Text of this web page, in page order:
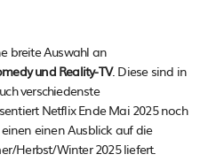
breite Auswahl an
und Reality-TV. Diese sind in
verschiedenste
Netflix Ende Mai 2025 noch
einen einen Ausblick auf die
Herbst/Winter 2025 liefert.